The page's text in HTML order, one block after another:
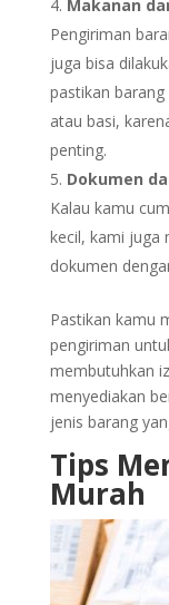
Makanan
Pengiriman
juga bisa
pastikan
atau basi,
penting.
Dokumen
Kalau kamu
kecil, kami juga
dokumen
Pastikan kamu
pengiriman
membutuhkan
menyediakan
jenis barang
Tips
Murah